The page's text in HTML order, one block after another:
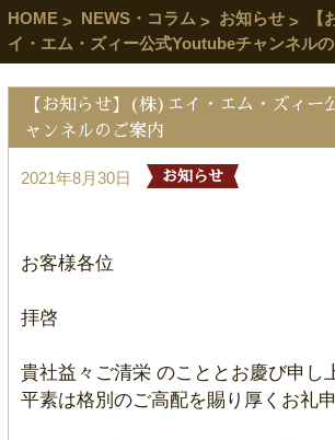
HOME NEWS・コラム お知らせ
イ・エム・ズィー公式Youtubeチャンネル
【お知らせ】(株)エイ・エム・ズィー
ャンネルのご案内
2021年8月30日 お知らせ
お客様各位
拝啓
貴社益々ご清栄 のこととお慶び申
平素は格別のご高配を賜り厚くお礼